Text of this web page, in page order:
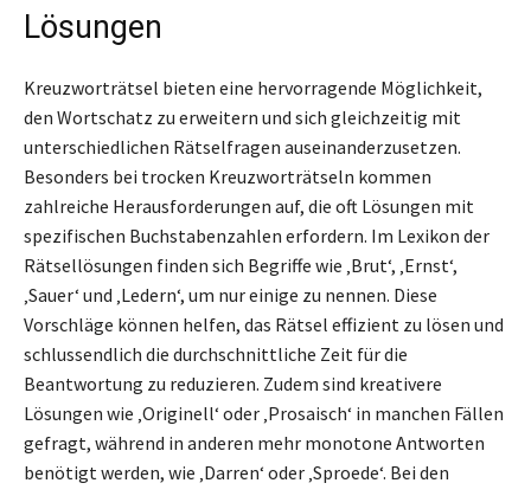
Lösungen
Kreuzworträtsel bieten eine hervorragende Möglichkeit,
den Wortschatz zu erweitern und sich gleichzeitig mit
unterschiedlichen Rätselfragen auseinanderzusetzen.
Besonders bei trocken Kreuzworträtseln kommen
zahlreiche Herausforderungen auf, die oft Lösungen mit
spezifischen Buchstabenzahlen erfordern. Im Lexikon der
Rätsellösungen finden sich Begriffe wie ‚Brut‘, ‚Ernst‘,
‚Sauer‘ und ‚Ledern‘, um nur einige zu nennen. Diese
Vorschläge können helfen, das Rätsel effizient zu lösen und
schlussendlich die durchschnittliche Zeit für die
Beantwortung zu reduzieren. Zudem sind kreativere
Lösungen wie ‚Originell‘ oder ‚Prosaisch‘ in manchen Fällen
gefragt, während in anderen mehr monotone Antworten
benötigt werden, wie ‚Darren‘ oder ‚Sproede‘. Bei den